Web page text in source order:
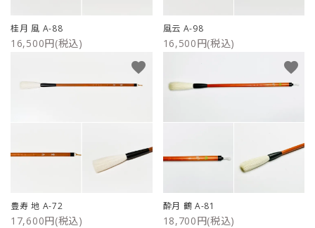
桂月 風 A-88
16,500円(税込)
風云 A-98
16,500円(税込)
豊寿 地 A-72
17,600円(税込)
favorite
酔月 鶴 A-81
18,700円(税込)
favorite